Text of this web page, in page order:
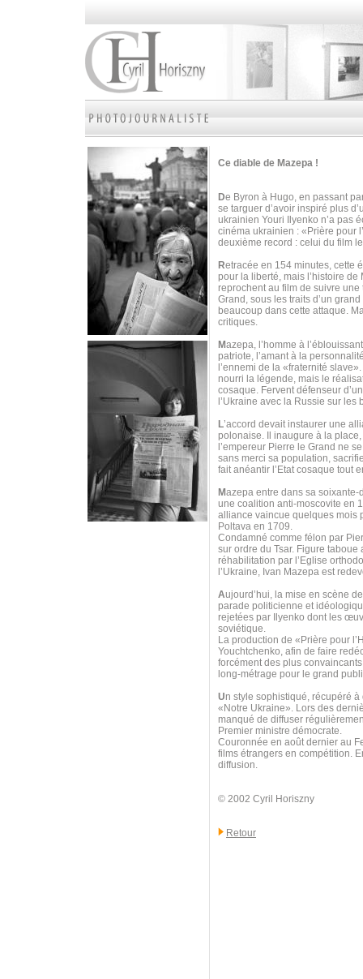
Ce diable de Mazepa !
De Byron à Hugo, en passant
se targuer d’avoir inspiré plus
ukrainien Youri Ilyenko n’a pas
cinéma ukrainien : «Prière pour
deuxième record : celui du film
Retracée en 154 minutes, cette
pour la liberté, mais l’histoire
reprochent au film de suivre
Grand, sous les traits d’un
beaucoup dans cette attaque.
critiques.
Mazepa, l’homme à
patriote, l’amant à la
l’ennemi de la «fraternité
nourri la légende, mais le
cosaque. Fervent défenseur
l’Ukraine avec la Russie sur
L’accord devait instaurer une
polonaise. Il inaugure à la
l’empereur Pierre le Grand ne
sans merci sa population,
fait anéantir l’Etat cosaque tout
Mazepa entre dans sa soixante-
une coalition anti-moscovite en
alliance vaincue quelques mois
Poltava en 1709.
Condamné comme félon par
sur ordre du Tsar. Figure
réhabilitation par l’Eglise
l’Ukraine, Ivan Mazepa est
Aujourd’hui, la mise en scène
parade politicienne et
rejetées par Ilyenko dont les
soviétique.
La production de «Prière pour
Youchtchenko, afin de faire
forcément des plus
long-métrage pour le grand
Un style sophistiqué, récupéré
«Notre Ukraine». Lors des
manqué de diffuser
Premier ministre démocrate.
Couronnée en août dernier au
films étrangers en compétition.
diffusion.
© 2002 Cyril Horiszny
Retour